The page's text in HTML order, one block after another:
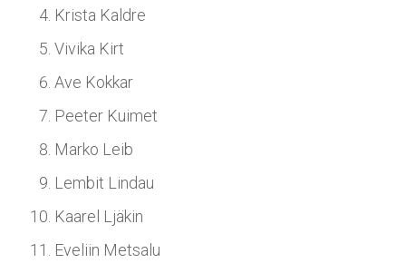
Krista Kaldre
Vivika Kirt
Ave Kokkar
Peeter Kuimet
Marko Leib
Lembit Lindau
Kaarel Ljäkin
Eveliin Metsalu